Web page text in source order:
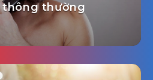
thông thường